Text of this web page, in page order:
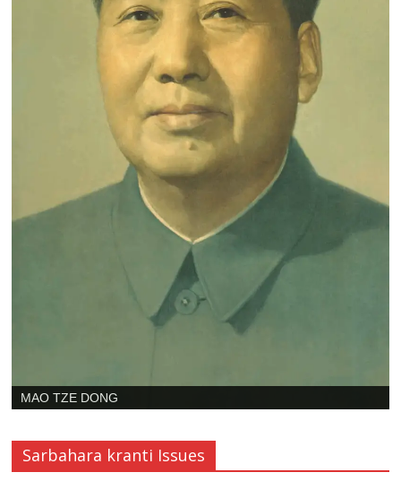
MAO TZE DONG
Sarbahara kranti Issues